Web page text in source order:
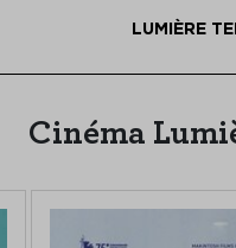
LUMIÈRE
Cinéma